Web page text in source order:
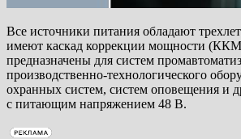
Все источники питания обладают
имеют каскад коррекции мощности
предназначены для систем
производственно-технологического
охранных систем, систем оповещения и
с питающим напряжением 48 В.